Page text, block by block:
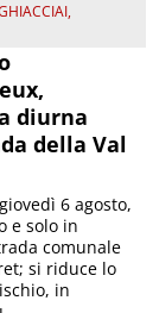
,
diurna
della Val
6 agosto,
e solo in
comunale
si riduce lo
in